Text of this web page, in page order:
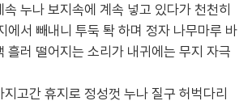
누나 보지속에 계속 넣고 있다가 천천히
에서 빼내니 투둑 톽 하며 정자 나무마루 바
흘러 떨어지는 소리가 내귀에는 무지 자극
지고간 휴지로 정성껏 누나 질구 허벅다리